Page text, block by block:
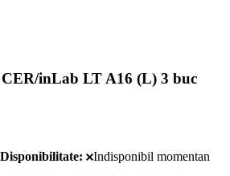
inLab LT A16 (L) 3 buc
Disponibilitate:
Indisponibil momentan